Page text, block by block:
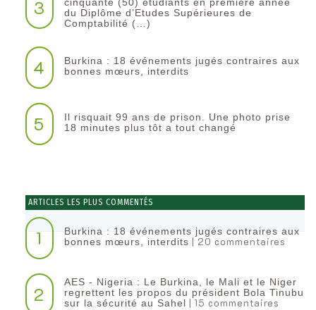
3
du Diplôme d’Etudes Supérieures de
Comptabilité (…)
4
Burkina : 18 événements jugés contraires aux
bonnes mœurs, interdits
5
Il risquait 99 ans de prison. Une photo prise
18 minutes plus tôt a tout changé
ARTICLES LES PLUS COMMENTÉS
1
Burkina : 18 événements jugés contraires aux
bonnes mœurs, interdits | 20 commentaires
2
AES - Nigeria : Le Burkina, le Mali et le Niger
regrettent les propos du président Bola Tinubu
sur la sécurité au Sahel | 15 commentaires